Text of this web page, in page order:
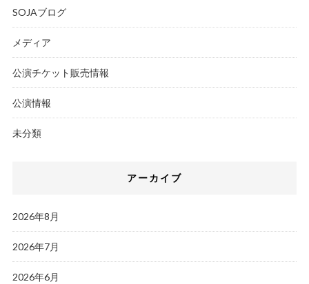
SOJAブログ
メディア
公演チケット販売情報
公演情報
未分類
アーカイブ
2026年8月
2026年7月
2026年6月